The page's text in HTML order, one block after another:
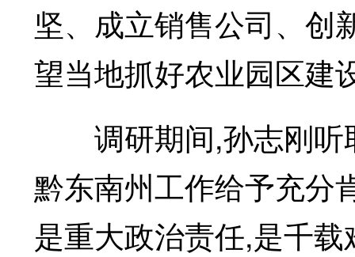
坚、成立销售公司、创
望当地抓好农业园区建
调研期间,孙志刚听
黔东南州工作给予充分
是重大政治责任,是千